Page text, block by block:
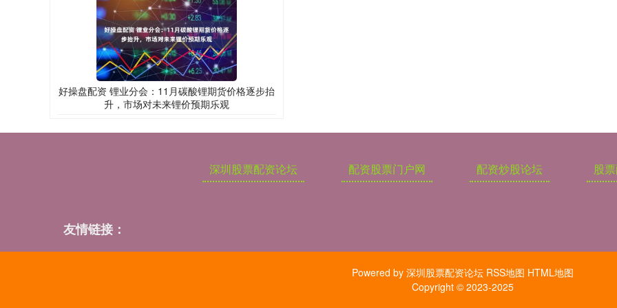
好操盘配资 锂业分会：11月碳酸锂期货价格逐步抬
升，市场对未来锂价预期乐观
深圳股票配资论坛 配资股票门户网 配资炒股论坛 股
友情链接：
Powered by 深圳股票配资论坛 RSS地图 HTML地图
Copyright © 2023-2025